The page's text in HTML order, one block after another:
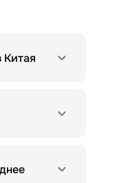
Китая